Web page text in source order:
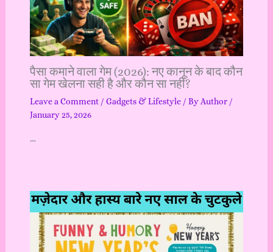
पैसा कमाने वाला गेम (2026): नए कानून के बाद कौन
सा गेम खेलना सही है और कौन सा नहीं?
Leave a Comment / Gadgets & Lifestyle/ By Author /
January 25, 2026
…